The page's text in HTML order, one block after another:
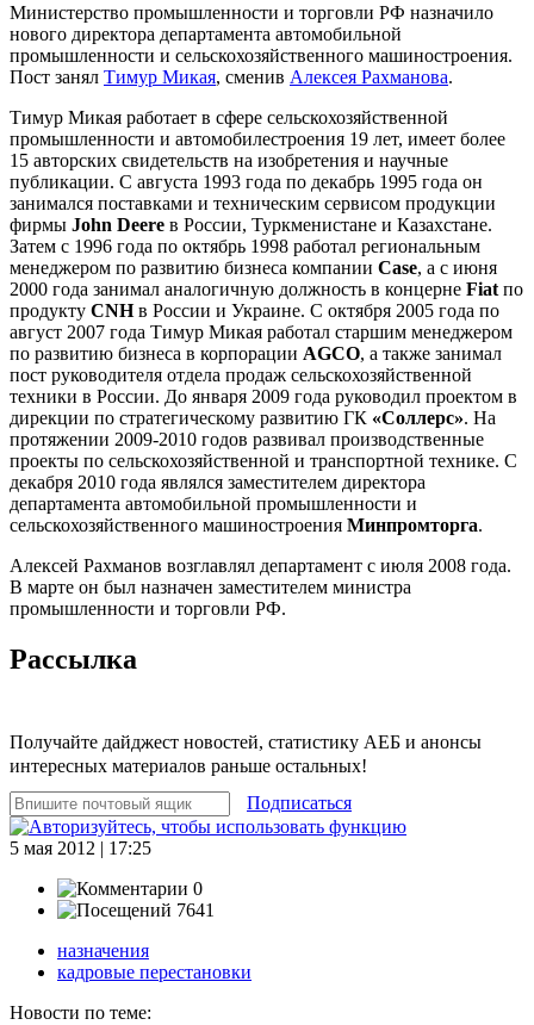
Министерство промышленности и торговли РФ назначило
нового директора департамента автомобильной
промышленности и сельскохозяйственного машиностроения.
Пост занял Тимур Микая, сменив Алексея Рахманова.
Тимур Микая работает в сфере сельскохозяйственной
промышленности и автомобилестроения 19 лет, имеет более
15 авторских свидетельств на изобретения и научные
публикации. С августа 1993 года по декабрь 1995 года он
занимался поставками и техническим сервисом продукции
фирмы John Deere в России, Туркменистане и Казахстане.
Затем с 1996 года по октябрь 1998 работал региональным
менеджером по развитию бизнеса компании Case, а с июня
2000 года занимал аналогичную должность в концерне Fiat по
продукту CNHв России и Украине. С октября 2005 года по
август 2007 года Тимур Микая работал старшим менеджером
по развитию бизнеса в корпорации AGCO, а также занимал
пост руководителя отдела продаж сельскохозяйственной
техники в России. До января 2009 года руководил проектом в
дирекции по стратегическому развитию ГК «Соллерс». На
протяжении 2009-2010 годов развивал производственные
проекты по сельскохозяйственной и транспортной технике. С
декабря 2010 года являлся заместителем директора
департамента автомобильной промышленности и
сельскохозяйственного машиностроения Минпромторга.
Алексей Рахманов возглавлял департамент с июля 2008 года.
В марте он был назначен заместителем министра
промышленности и торговли РФ.
Рассылка
Получайте дайджест новостей, статистику АЕБ и анонсы
интересных материалов раньше остальных!
Подписаться
5 мая 2012 | 17:25
0
7641
назначения
кадровые перестановки
Новости по теме: